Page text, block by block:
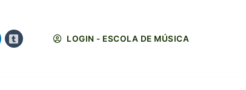
LOGIN - ESCOLA DE MÚSICA